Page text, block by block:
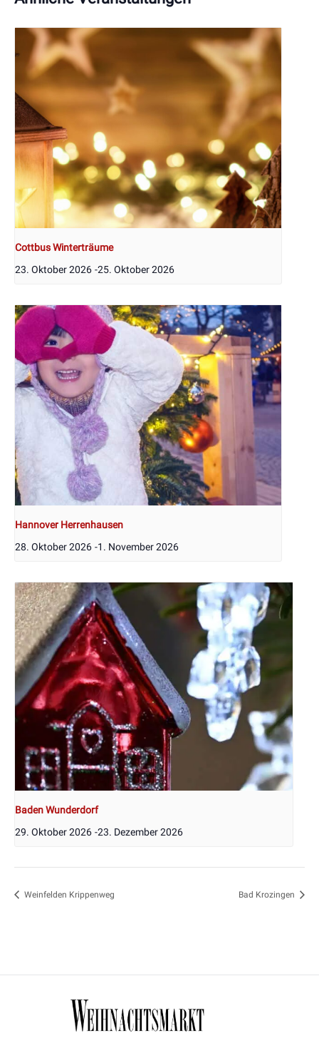
Cottbus Winterträume
23. Oktober 2026 -25. Oktober 2026
Hannover Herrenhausen
28. Oktober 2026 -1. November 2026
Baden Wunderdorf
29. Oktober 2026 -23. Dezember 2026
Weinfelden Krippenweg Bad Krozingen